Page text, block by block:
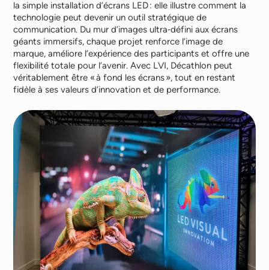
la simple installation d’écrans LED : elle illustre comment la
technologie peut devenir un outil stratégique de
communication. Du mur d’images ultra‑défini aux écrans
géants immersifs, chaque projet renforce l’image de
marque, améliore l’expérience des participants et offre une
flexibilité totale pour l’avenir. Avec LVI, Décathlon peut
véritablement être « à fond les écrans », tout en restant
fidèle à ses valeurs d’innovation et de performance.